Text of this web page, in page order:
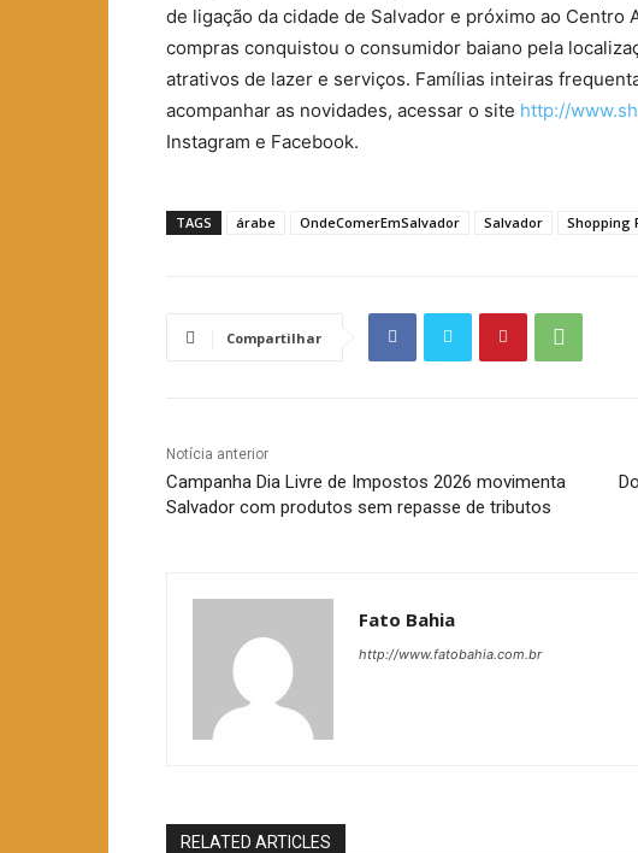
de ligação da cidade de Salvador e próximo ao Centro
compras conquistou o consumidor baiano pela
atrativos de lazer e serviços. Famílias inteiras
acompanhar as novidades, acessar o site http://
Instagram e Facebook.
TAGS árabe OndeComerEmSalvador Salvador Shopping
Compartilhar
Notícia anterior
Campanha Dia Livre de Impostos 2026 movimenta
Salvador com produtos sem repasse de tributos
Fato Bahia
http://www.fatobahia.com.br
RELATED ARTICLES